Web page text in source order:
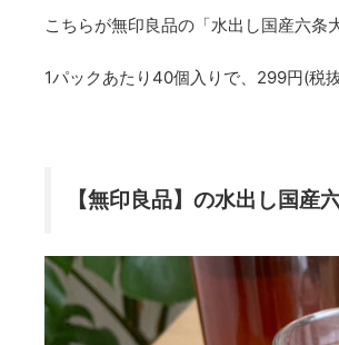
こちらが無印良品の「水出し国産六条
1パックあたり40個入りで、299円(税
【無印良品】の水出し国産